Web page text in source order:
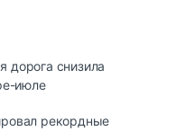
дорога снизила
июле
рекордные